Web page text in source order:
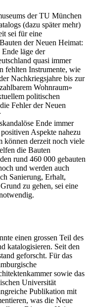
der TU München
(dazu später mehr)
sei für eine
der Neuen Heimat:
läge der
quasi immer
fehlten Instrumente, wie
Nachkriegsjahre bis zur
Wohnraum»
politischen
Fehler der Neuen
Ende immer
Aspekte nahezu
können derzeit noch viele
die Bauten
rund 460 000 gebauten
und werden auch
Sanierung, Erhalt,
zu gehen, sei eine
einen grossen Teil des
katalogisieren. Seit den
geforscht. Für das
sowie das
Universität
Publikation mit
was die Neue